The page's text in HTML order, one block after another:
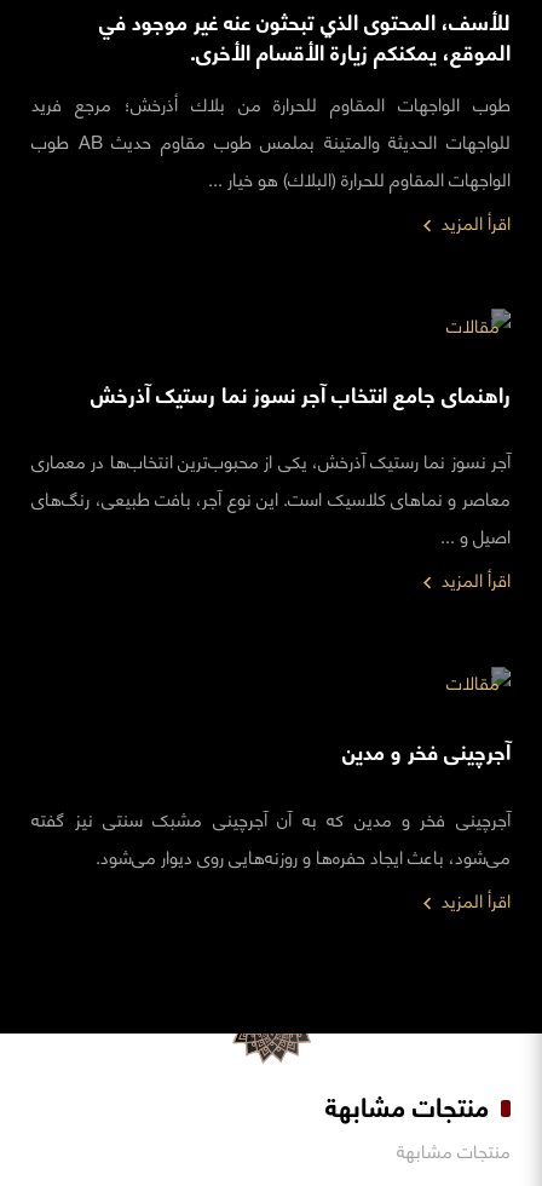
للأسف، المحتوى الذي تبحثون عنه غير موجود في
الموقع، يمكنكم زيارة الأقسام الأخرى.
طوب الواجهات المقاوم للحرارة من بلاك أذرخش؛ مرجع فريد
للواجهات الحديثة والمتينة بملمس طوب مقاوم حديث AB طوب
الواجهات المقاوم للحرارة (البلاك) هو خيار ...
اقرأ المزيد
راهنمای جامع‌ انتخاب آجر نسوز نما رستیک آذرخش
آجر نسوز نما رستیک آذرخش، یکی از محبوب‌ترین انتخاب‌ها در معماری
معاصر و نماهای کلاسیک است. این نوع آجر، بافت طبیعی، رنگ‌های
اصیل و ...
مقالات
اقرأ المزيد
آجرچینی فخر و مدین
آجرچینی فخر و مدین که به آن آجرچینی مشبک سنتی نیز گفته
می‌شود، باعث ایجاد حفره‌ها و روزنه‌هایی روی دیوار می‌شود.
مقالات
اقرأ المزيد
منتجات مشابهة
منتجات مشابهة